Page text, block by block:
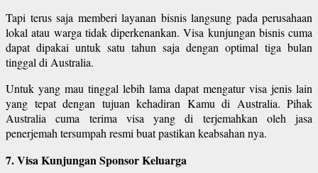
Tapi terus saja memberi layanan bisnis langsung pada perusahaan
lokal atau warga tidak diperkenankan. Visa kunjungan bisnis cuma
dapat dipakai untuk satu tahun saja dengan optimal tiga bulan
tinggal di Australia.
Untuk yang mau tinggal lebih lama dapat mengatur visa jenis lain
yang tepat dengan tujuan kehadiran Kamu di Australia. Pihak
Australia cuma terima visa yang di terjemahkan oleh jasa
penerjemah tersumpah resmi buat pastikan keabsahan nya.
7. Visa Kunjungan Sponsor Keluarga